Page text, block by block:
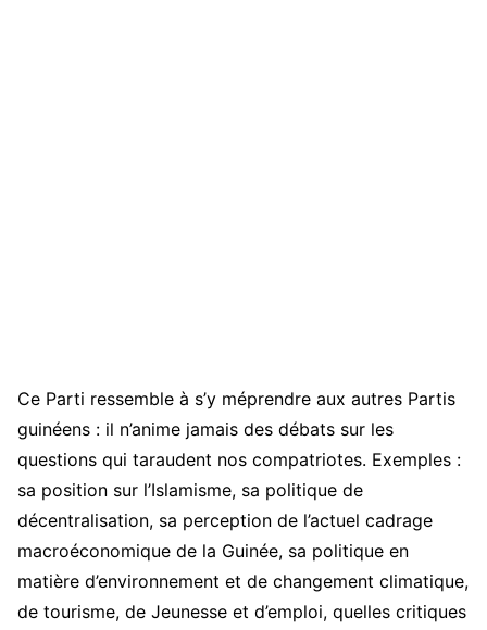
Ce Parti ressemble à s’y méprendre aux autres Partis
guinéens : il n’anime jamais des débats sur les
questions qui taraudent nos compatriotes. Exemples :
sa position sur l’Islamisme, sa politique de
décentralisation, sa perception de l’actuel cadrage
macroéconomique de la Guinée, sa politique en
matière d’environnement et de changement climatique,
de tourisme, de Jeunesse et d’emploi, quelles critiques